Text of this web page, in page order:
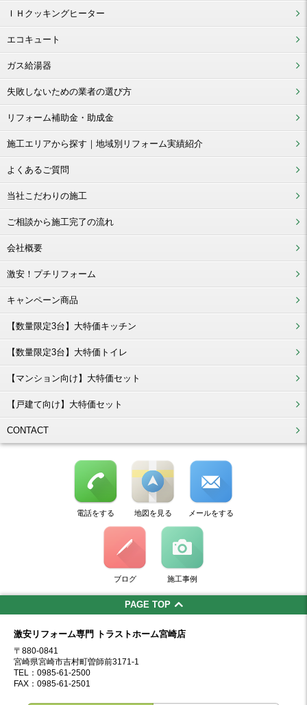
ＩＨクッキングヒーター
エコキュート
ガス給湯器
失敗しないための業者の選び方
リフォーム補助金・助成金
施工エリアから探す｜地域別リフォーム実績紹介
よくあるご質問
当社こだわりの施工
ご相談から施工完了の流れ
会社概要
激安！プチリフォーム
キャンペーン商品
【数量限定3台】大特価キッチン
【数量限定3台】大特価トイレ
【マンション向け】大特価セット
【戸建て向け】大特価セット
CONTACT
電話をする 地図を見る メールをする
ブログ 施工事例
PAGE TOP
激安リフォーム専門 トラストホーム宮崎店
〒880-0841
宮崎県宮崎市吉村町曽師前3171-1
TEL：0985-61-2500
FAX：0985-61-2501